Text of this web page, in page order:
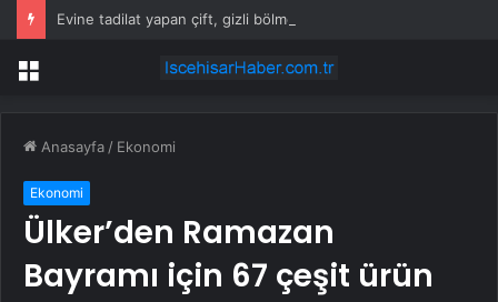
Menü
Anasayfa / Ekonomi
Ekonomi
Ülker’den Ramazan
Bayramı için 67 çeşit ürün